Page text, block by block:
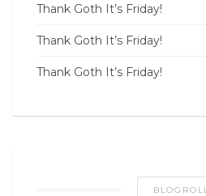
Thank Goth It’s Friday!
Thank Goth It’s Friday!
Thank Goth It’s Friday!
BLOGROLL